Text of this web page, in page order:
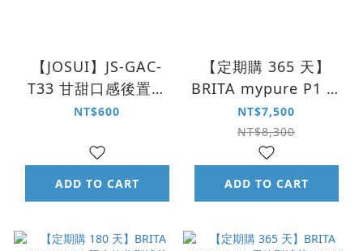
【JOSUI】JS-GAC-
T33 甘甜口感後置活
性碳濾芯
NT$600
ADD TO CART
【定期購 365 天】
BRITA mypure P1 硬
水軟化型濾芯 P3000
NT$7,500
NT$8,300
ADD TO CART